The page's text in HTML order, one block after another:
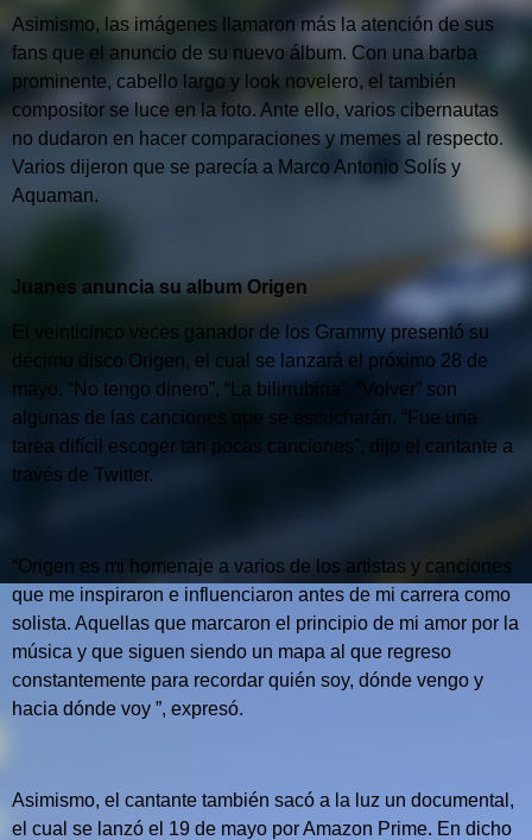
Asimismo, las imágenes llamaron más la atención de sus
fans que el anuncio de su nuevo álbum. Con una barba
prominente, cabello largo y look novelero, el también
compositor se luce en la foto. Ante ello, varios cibernautas
no dudaron en hacer comparaciones y memes al respecto.
Varios dijeron que se parecía a Marco Antonio Solís y
Aquaman.
J uanes anuncia su album Origen
El veinticinco veces ganador de los Grammy presentó su
décimo disco Origen, el cual se lanzará el próximo 28 de
mayo. “No tengo dinero”, “La bilirrubina”, “Volver” son
algunas de las canciones que se escucharán. “Fue una
tarea difícil escoger tan pocas canciones”, dijo el cantante a
través de Twitter.
“Origen es mi homenaje a varios de los artistas y canciones
que me inspiraron e influenciaron antes de mi carrera como
solista. Aquellas que marcaron el principio de mi amor por la
música y que siguen siendo un mapa al que regreso
constantemente para recordar quién soy, dónde vengo y
hacia dónde voy ”, expresó.
Asimismo, el cantante también sacó a la luz un documental,
el cual se lanzó el 19 de mayo por Amazon Prime. En dicho